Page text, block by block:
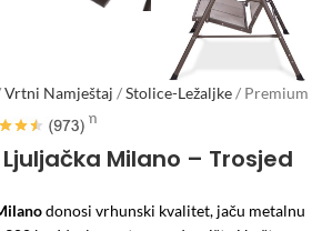
Vrtni Namještaj /Stolice-Ležaljke/ Premium
170cm
Milano – Trosjed
donosi vrhunski kvalitet, jaču metalnu